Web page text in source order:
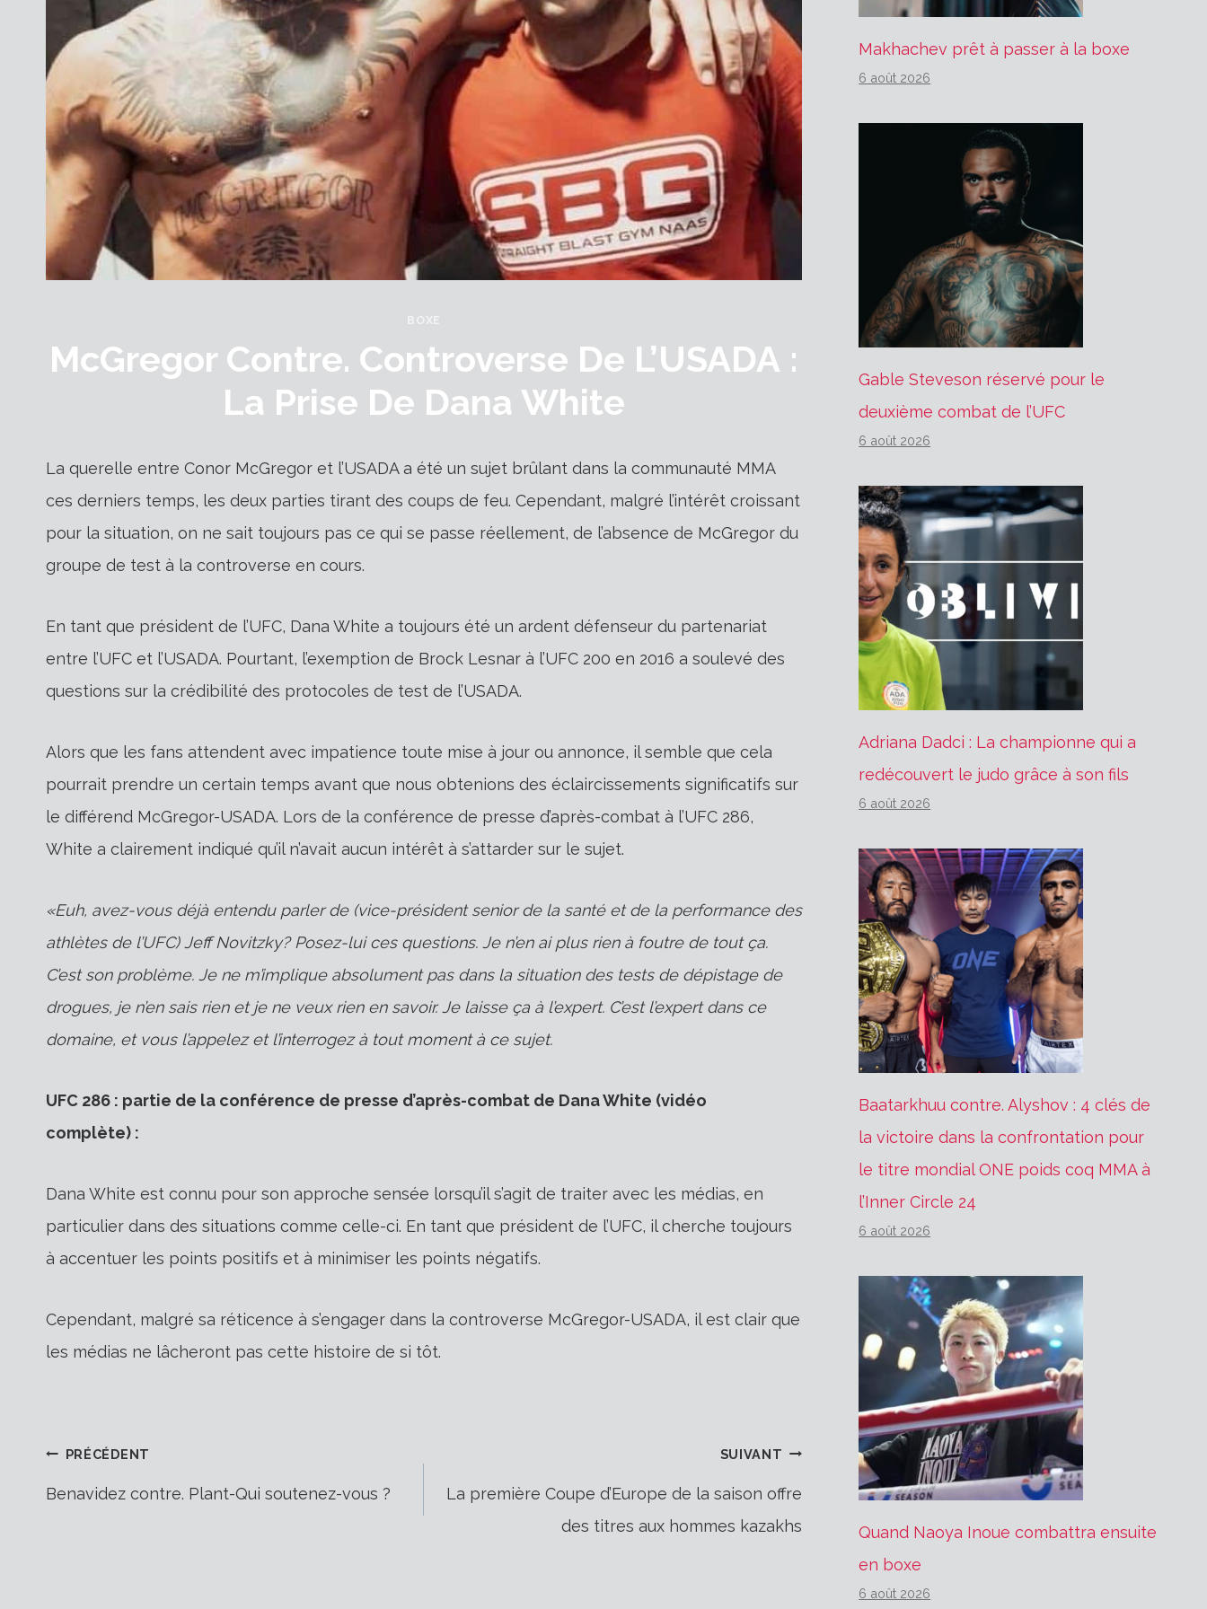
BOXE
McGregor Contre. Controverse De L’USADA :
La Prise De Dana White
La querelle entre Conor McGregor et l’USADA a été un sujet brûlant dans la communauté MMA
ces derniers temps, les deux parties tirant des coups de feu. Cependant, malgré l’intérêt croissant
pour la situation, on ne sait toujours pas ce qui se passe réellement, de l’absence de McGregor du
groupe de test à la controverse en cours.
En tant que président de l’UFC, Dana White a toujours été un ardent défenseur du partenariat
entre l’UFC et l’USADA. Pourtant, l’exemption de Brock Lesnar à l’UFC 200 en 2016 a soulevé des
questions sur la crédibilité des protocoles de test de l’USADA.
Alors que les fans attendent avec impatience toute mise à jour ou annonce, il semble que cela
pourrait prendre un certain temps avant que nous obtenions des éclaircissements significatifs sur
le différend McGregor-USADA. Lors de la conférence de presse d’après-combat à l’UFC 286,
White a clairement indiqué qu’il n’avait aucun intérêt à s’attarder sur le sujet.
«Euh, avez-vous déjà entendu parler de (vice-président senior de la santé et de la performance des
athlètes de l’UFC) Jeff Novitzky? Posez-lui ces questions. Je n’en ai plus rien à foutre de tout ça.
C’est son problème. Je ne m’implique absolument pas dans la situation des tests de dépistage de
drogues, je n’en sais rien et je ne veux rien en savoir. Je laisse ça à l’expert. C’est l’expert dans ce
domaine, et vous l’appelez et l’interrogez à tout moment à ce sujet.
UFC 286 : partie de la conférence de presse d’après-combat de Dana White (vidéo
complète) :
Dana White est connu pour son approche sensée lorsqu’il s’agit de traiter avec les médias, en
particulier dans des situations comme celle-ci. En tant que président de l’UFC, il cherche toujours
à accentuer les points positifs et à minimiser les points négatifs.
Cependant, malgré sa réticence à s’engager dans la controverse McGregor-USADA, il est clair que
les médias ne lâcheront pas cette histoire de si tôt.
Navigation
PRÉCÉDENT
Benavidez contre. Plant-Qui soutenez-vous ?
SUIVANT
La première Coupe d’Europe de la saison offre
des titres aux hommes kazakhs
Makhachev prêt à passer à la boxe
6 août 2026
Gable Steveson réservé pour le
deuxième combat de l’UFC
6 août 2026
Adriana Dadci : La championne qui a
redécouvert le judo grâce à son fils
6 août 2026
Baatarkhuu contre. Alyshov : 4 clés de
la victoire dans la confrontation pour
le titre mondial ONE poids coq MMA à
l’Inner Circle 24
6 août 2026
Quand Naoya Inoue combattra ensuite
en boxe
6 août 2026